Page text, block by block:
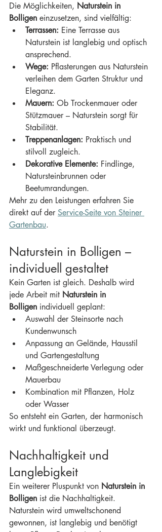
Die Möglichkeiten, Naturstein in
Bolligen einzusetzen, sind vielfältig:
Terrassen: Eine Terrasse aus
Naturstein ist langlebig und optisch
ansprechend.
Wege: Pflasterungen aus Naturstein
verleihen dem Garten Struktur und
Eleganz.
Mauern: Ob Trockenmauer oder
Stützmauer – Naturstein sorgt für
Stabilität.
Treppenanlagen: Praktisch und
stilvoll zugleich.
Dekorative Elemente: Findlinge,
Natursteinbrunnen oder
Beetumrandungen.
Mehr zu den Leistungen erfahren Sie
direkt auf der Service-Seite von Steiner
Gartenbau.
Naturstein in Bolligen –
individuell gestaltet
Kein Garten ist gleich. Deshalb wird
jede Arbeit mit Naturstein in
Bolligen individuell geplant:
Auswahl der Steinsorte nach
Kundenwunsch
Anpassung an Gelände, Hausstil
und Gartengestaltung
Maßgeschneiderte Verlegung oder
Mauerbau
Kombination mit Pflanzen, Holz
oder Wasser
So entsteht ein Garten, der harmonisch
wirkt und funktional überzeugt.
Nachhaltigkeit und
Langlebigkeit
Ein weiterer Pluspunkt von Naturstein in
Bolligen ist die Nachhaltigkeit.
Naturstein wird umweltschonend
gewonnen, ist langlebig und benötigt